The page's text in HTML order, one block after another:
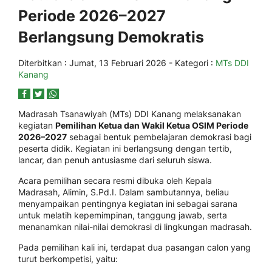
Periode 2026–2027
Berlangsung Demokratis
Diterbitkan : Jumat, 13 Februari 2026 - Kategori : MTs DDI
Kanang
Madrasah Tsanawiyah (MTs) DDI Kanang melaksanakan
kegiatan Pemilihan Ketua dan Wakil Ketua OSIM Periode
2026–2027 sebagai bentuk pembelajaran demokrasi bagi
peserta didik. Kegiatan ini berlangsung dengan tertib,
lancar, dan penuh antusiasme dari seluruh siswa.
Acara pemilihan secara resmi dibuka oleh Kepala
Madrasah, Alimin, S.Pd.I. Dalam sambutannya, beliau
menyampaikan pentingnya kegiatan ini sebagai sarana
untuk melatih kepemimpinan, tanggung jawab, serta
menanamkan nilai-nilai demokrasi di lingkungan madrasah.
Pada pemilihan kali ini, terdapat dua pasangan calon yang
turut berkompetisi, yaitu: